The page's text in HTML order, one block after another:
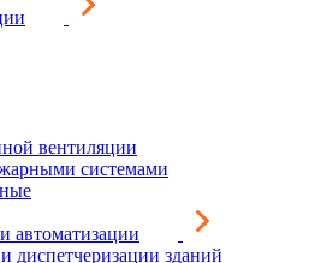
вентиляции
системами
автоматизации
диспетчеризации зданий